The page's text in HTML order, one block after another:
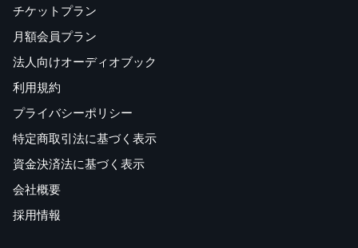
チケットプラン
月額会員プラン
法人向けオーディオブック
利用規約
プライバシーポリシー
特定商取引法に基づく表示
資金決済法に基づく表示
会社概要
採用情報